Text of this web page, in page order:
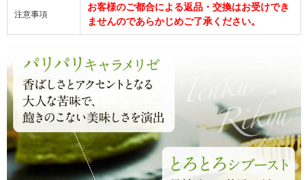
注意事項
お客様のご都合による返品・交換はお受けでき
ませんのであらかじめご了承ください。